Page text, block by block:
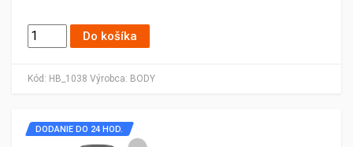
Kód: HB_1038 Výrobca: BODY
Do košíka
DODANIE DO 24 HOD.